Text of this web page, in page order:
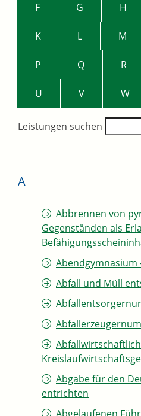
F G H
K L M
P Q R
U V W
Leistungen suchen
A
Abbrennen von
Gegenständen als
Abendgymnasium
Abfall und Müll
Abgabe für den
entrichten